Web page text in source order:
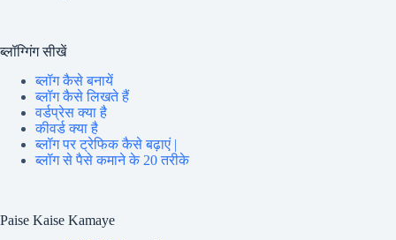
ब्लॉग्गिंग सीखें
ब्लॉग कैसे बनायें
ब्लॉग कैसे लिखते हैं
वर्डप्रेस क्या है
कीवर्ड क्या है
ब्लॉग पर ट्रेफिक कैसे बढ़ाएं |
ब्लॉग से पैसे कमाने के 20 तरीके
Paise Kaise Kamaye